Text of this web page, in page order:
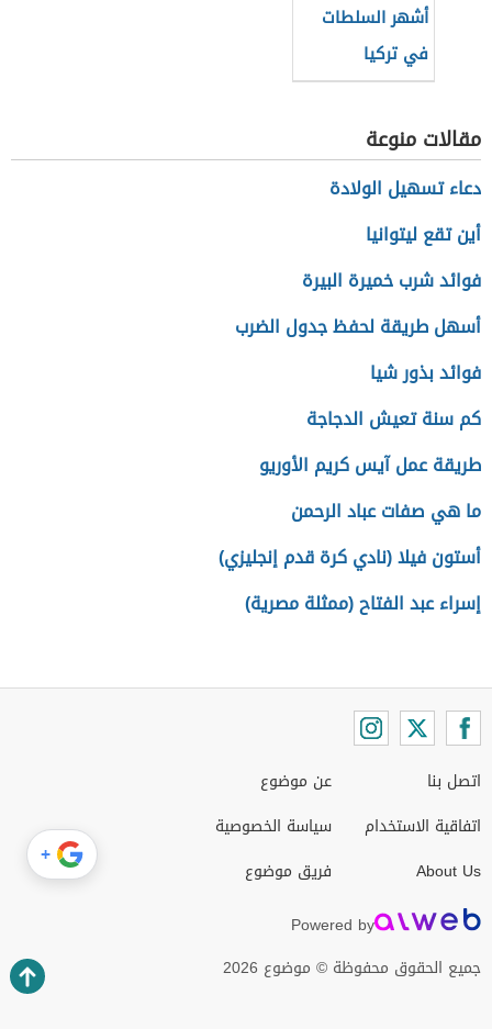
أشهر السلطات
في تركيا
مقالات منوعة
دعاء تسهيل الولادة
أين تقع ليتوانيا
فوائد شرب خميرة البيرة
أسهل طريقة لحفظ جدول الضرب
فوائد بذور شيا
كم سنة تعيش الدجاجة
طريقة عمل آيس كريم الأوريو
ما هي صفات عباد الرحمن
أستون فيلا (نادي كرة قدم إنجليزي)
إسراء عبد الفتاح (ممثلة مصرية)
اتصل بنا
اتفاقية الاستخدام
About Us
عن موضوع
سياسة الخصوصية
فريق موضوع
Powered by
جميع الحقوق محفوظة © موضوع 2026
+